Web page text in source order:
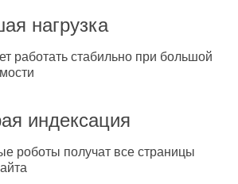
нагрузка
работать стабильно при большой
индексация
роботы получат все страницы